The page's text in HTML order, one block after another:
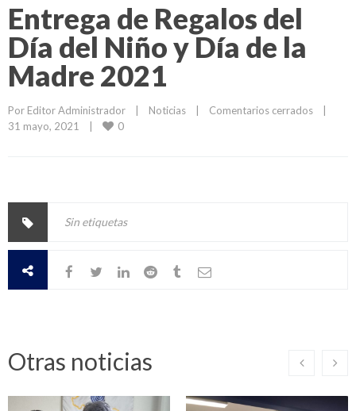
Entrega de Regalos del
Día del Niño y Día de la
Madre 2021
Por Editor Administrador Noticias Comentarios cerrados
31 mayo, 2021
0
Sin etiquetas
Otras noticias